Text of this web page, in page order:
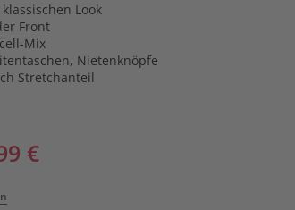
Look
Front
Mix
Nietenknöpfe
Stretchanteil
€